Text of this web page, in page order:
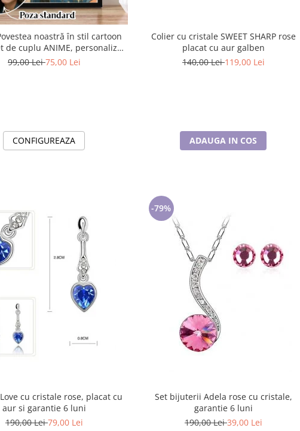
noastră în stil cartoon
- Cadoul ideal pentru
99,00 Lei75,00 Lei
CONFIGUREAZA
Colier cu cristale SWEET SHARP rose
placat cu aur galben
140,00 Lei119,00 Lei
ADAUGA IN COS
cu cristale rose, placat cu
aur si garantie 6 luni
190,00 Lei79,00 Lei
-79%
Set bijuterii Adela rose cu cristale,
garantie 6 luni
190,00 Lei39,00 Lei